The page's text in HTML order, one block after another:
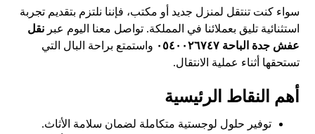
سواء كنت تنتقل لمنزل جديد أو مكتب، فإننا نلتزم بتقديم تجربة
استثنائية تليق بعملائنا في المملكة. تواصل معنا اليوم عبرنقل
عفش جدة الباحة ٠٥٤٠٠٢٦٧٤٧
واستمتع براحة البال التي
تستحقها أثناء عملية الانتقال.
أهم النقاط الرئيسية
توفير حلول لوجستية متكاملة لضمان سلامة الأثاث.